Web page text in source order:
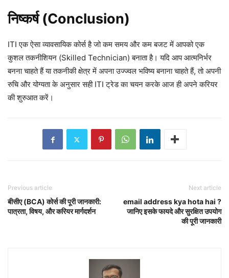
निष्कर्ष (Conclusion)
ITI एक ऐसा व्यावसायिक कोर्स है जो कम समय और कम बजट में आपको एक
कुशल तकनीशियन (Skilled Technician) बनाता है। यदि आप आत्मनिर्भर
बनना चाहते हैं या तकनीकी क्षेत्र में अपना उज्ज्वल भविष्य बनाना चाहते हैं, तो अपनी
रुचि और योग्यता के अनुसार सही ITI ट्रेड का चयन करके आज ही अपने करियर
की शुरुआत करें।
Previous article
बीसीए (BCA) कोर्स की पूरी जानकारी:
पात्रता, विषय, और करियर मार्गदर्शन
Next article
email address kya hota hai ?
जानिए इसके फायदे और सुरक्षित उपयोग
की पूरी जानकारी